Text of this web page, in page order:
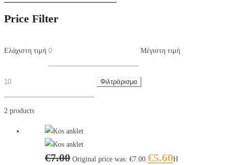
Price Filter
Ελάχιστη τιμή Μέγιστη τιμή
Φιλτράρισμα
2 products
€7.00 Original price was: €7.00.€5.60Η